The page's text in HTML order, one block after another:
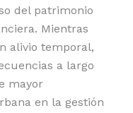
del patrimonio
Mientras
alivio temporal,
a largo
mayor
en la gestión